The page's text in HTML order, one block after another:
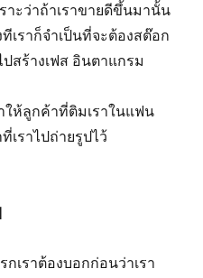
าะว่าถ้าเราขายดีขึ้นมานั้น
เราก็จำเป็นที่จะต้องสต๊อก
สร้างเฟส อินตาแกรม
ห้ลูกค้าที่ติมเราในแฟน
เราไปถ่ายรูปไว้
กเราต้องบอกก่อนว่าเรา